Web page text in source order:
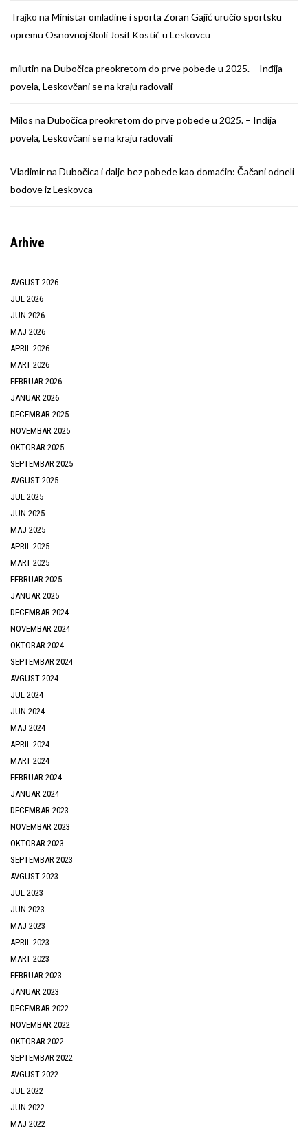
Trajko na Ministar omladine i sporta Zoran Gajić uručio sportsku
opremu Osnovnoj školi Josif Kostić u Leskovcu
milutin na Dubočica preokretom do prve pobede u 2025. – Inđija
povela, Leskovčani se na kraju radovali
Milos na Dubočica preokretom do prve pobede u 2025. – Inđija
povela, Leskovčani se na kraju radovali
Vladimirna Dubočica i dalje bez pobede kao domaćin: Čačani odneli
bodove iz Leskovca
Arhive
AVGUST 2026
JUL 2026
JUN 2026
MAJ 2026
APRIL 2026
MART 2026
FEBRUAR 2026
JANUAR 2026
DECEMBAR 2025
NOVEMBAR 2025
OKTOBAR 2025
SEPTEMBAR 2025
AVGUST 2025
JUL 2025
JUN 2025
MAJ 2025
APRIL 2025
MART 2025
FEBRUAR 2025
JANUAR 2025
DECEMBAR 2024
NOVEMBAR 2024
OKTOBAR 2024
SEPTEMBAR 2024
AVGUST 2024
JUL 2024
JUN 2024
MAJ 2024
APRIL 2024
MART 2024
FEBRUAR 2024
JANUAR 2024
DECEMBAR 2023
NOVEMBAR 2023
OKTOBAR 2023
SEPTEMBAR 2023
AVGUST 2023
JUL 2023
JUN 2023
MAJ 2023
APRIL 2023
MART 2023
FEBRUAR 2023
JANUAR 2023
DECEMBAR 2022
NOVEMBAR 2022
OKTOBAR 2022
SEPTEMBAR 2022
AVGUST 2022
JUL 2022
JUN 2022
MAJ 2022